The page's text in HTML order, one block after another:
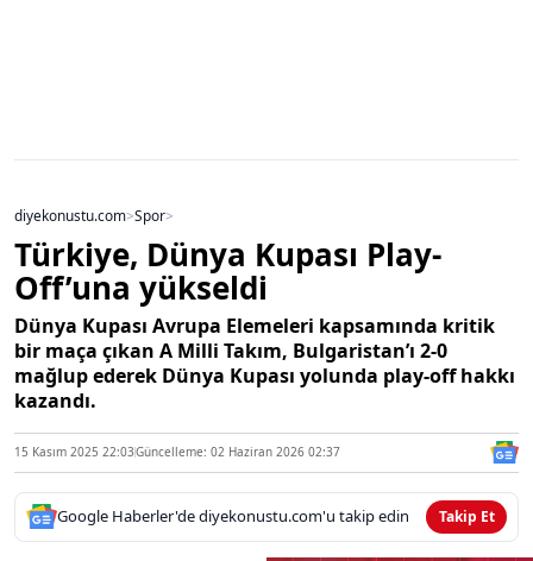
diyekonustu.com>Spor>
Türkiye, Dünya Kupası Play-
Off’una yükseldi
Dünya Kupası Avrupa Elemeleri kapsamında kritik
bir maça çıkan A Milli Takım, Bulgaristan’ı 2-0
mağlup ederek Dünya Kupası yolunda play-off hakkı
kazandı.
15 Kasım 2025 22:03Güncelleme: 02 Haziran 2026 02:37
Google Haberler'de diyekonustu.com'u takip edin Takip Et